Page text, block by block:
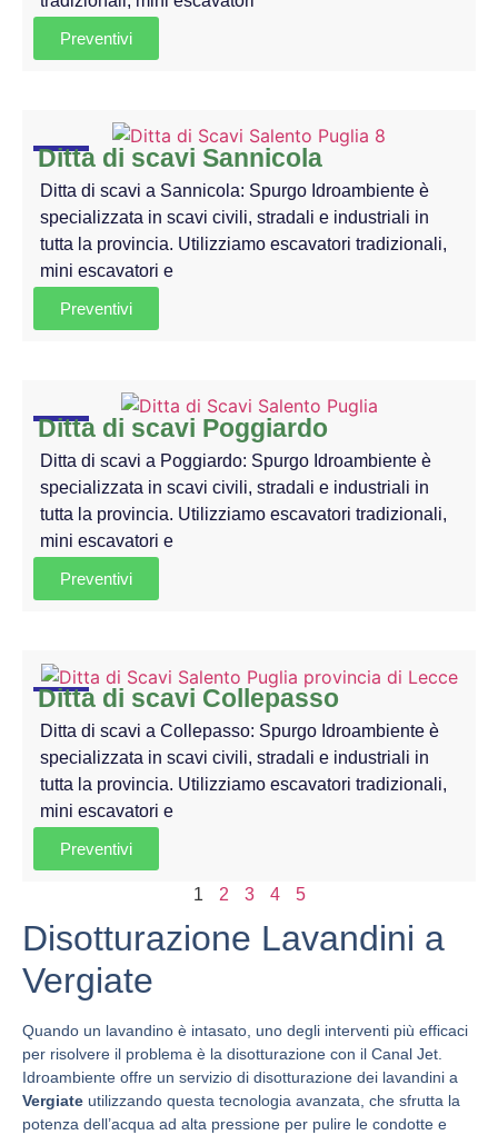
Preventivi
Ditta di scavi Sannicola
Ditta di scavi a Sannicola: Spurgo Idroambiente è
specializzata in scavi civili, stradali e industriali in
tutta la provincia. Utilizziamo escavatori tradizionali,
mini escavatori e
Preventivi
Ditta di scavi Poggiardo
Ditta di scavi a Poggiardo: Spurgo Idroambiente è
specializzata in scavi civili, stradali e industriali in
tutta la provincia. Utilizziamo escavatori tradizionali,
mini escavatori e
Preventivi
Ditta di scavi Collepasso
Ditta di scavi a Collepasso: Spurgo Idroambiente è
specializzata in scavi civili, stradali e industriali in
tutta la provincia. Utilizziamo escavatori tradizionali,
mini escavatori e
Preventivi
1 2 3 4 5
Disotturazione Lavandini a
Vergiate
Quando un lavandino è intasato, uno degli interventi più efficaci
per risolvere il problema è la disotturazione con il Canal Jet.
Idroambiente offre un servizio di disotturazione dei lavandini a
Vergiate utilizzando questa tecnologia avanzata, che sfrutta la
potenza dell’acqua ad alta pressione per pulire le condotte e